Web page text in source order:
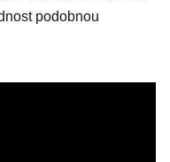
podobnou